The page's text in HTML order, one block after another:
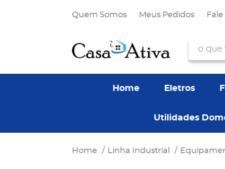
Quem Somos Meus Pedidos
Home Eletros
Utilidades
Home Linha Industrial